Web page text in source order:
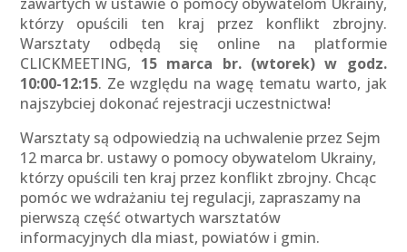
którzy opuścili ten kraj przez konflikt zbrojny.
Warsztaty odbędą się online na platformie
CLICKMEETING, 15 marca br. (wtorek) w godz.
10:00-12:15. Ze względu na wagę tematu warto, jak
najszybciej dokonać rejestracji uczestnictwa!
Warsztaty są odpowiedzią na uchwalenie przez Sejm
12 marca br. ustawy o pomocy obywatelom Ukrainy,
którzy opuścili ten kraj przez konflikt zbrojny. Chcąc
pomóc we wdrażaniu tej regulacji, zapraszamy na
pierwszą część otwartych warsztatów
informacyjnych dla miast, powiatów i gmin.